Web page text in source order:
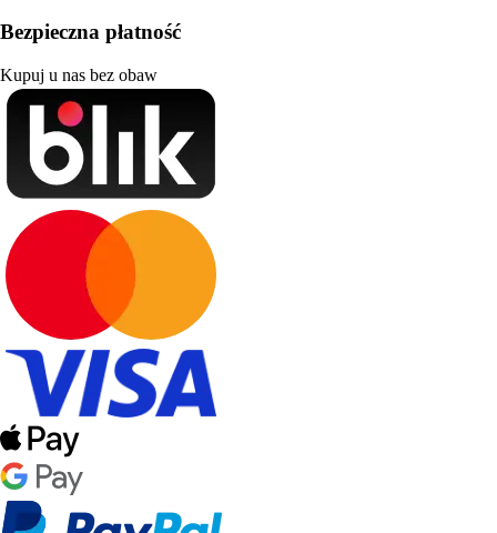
Bezpieczna płatność
Kupuj u nas bez obaw